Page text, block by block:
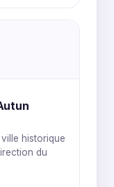
historique
du